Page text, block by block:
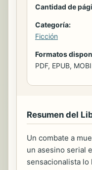
Cantidad de
Categoría:
Ficción
Formatos
PDF, EPUB, MOBI
Resumen del
Un combate a
un asesino serial
sensacionalista lo